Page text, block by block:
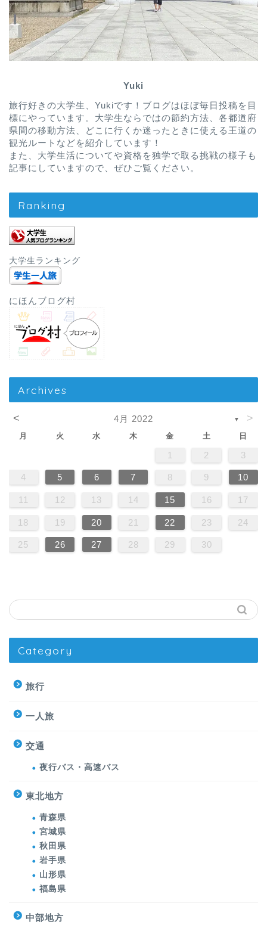
Yuki
旅行好きの大学生、Yukiです！ブログはほぼ毎日投稿を目
標にやっています。大学生ならではの節約方法、各都道府
県間の移動方法、どこに行くか迷ったときに使える王道の
観光ルートなどを紹介しています！
また、大学生活についてや資格を独学で取る挑戦の様子も
記事にしていますので、ぜひご覧ください。
Ranking
大学生ランキング
にほんブログ村
Archives
< 4月 2022 ▼ >
月 火 水 木 金 土 日
1 2 3
4 5 6 7 8 9 10
11 12 13 14 15 16 17
18 19 20 21 22 23 24
25 26 27 28 29 30
Category
旅行
一人旅
交通
夜行バス・高速バス
東北地方
青森県
宮城県
秋田県
岩手県
山形県
福島県
中部地方